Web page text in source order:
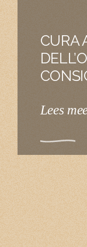
CURA
Lees